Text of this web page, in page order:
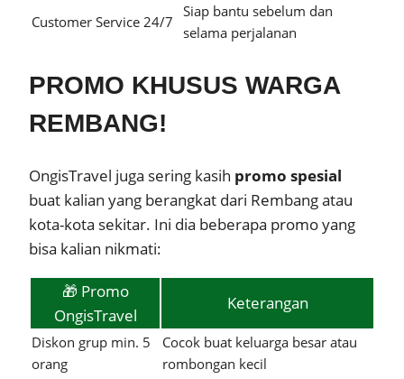
Customer Service 24/7
Siap bantu sebelum dan
selama perjalanan
PROMO KHUSUS WARGA
REMBANG!
OngisTravel juga sering kasih promo spesial
buat kalian yang berangkat dari Rembang atau
kota-kota sekitar. Ini dia beberapa promo yang
bisa kalian nikmati:
🎁 Promo
OngisTravel
Keterangan
Diskon grup min. 5
orang
Cocok buat keluarga besar atau
rombongan kecil